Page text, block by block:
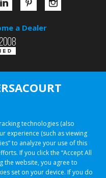
a Dealer
technologies (also
experience (such as viewing
to analyze your use of this
If you click the “Accept All
the website, you agree to
set on your device. If you do